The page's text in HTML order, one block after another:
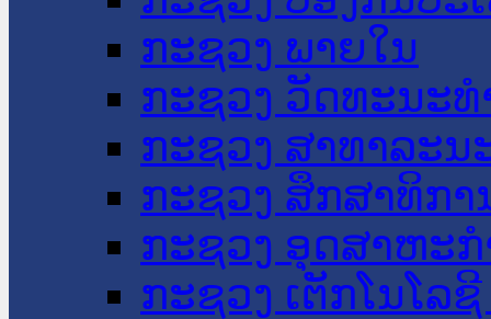
ກະຊວງ ພາຍໃນ
ກະຊວງ ວັດທະນະ
ກະຊວງ ສາທາລະນ
ກະຊວງ ສຶກສາທິກາ
ກະຊວງ ອຸດສາຫະ
ກະຊວງ ເຕັກໂນໂລ